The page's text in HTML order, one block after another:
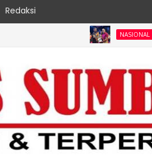
Redaksi
Panggung